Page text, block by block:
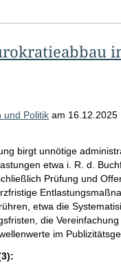
Stellungnahmen/
und Politik am 16.12.2025
birgt unnötige
etwa i. R. d.
Prüfung und
etwa die
die
im